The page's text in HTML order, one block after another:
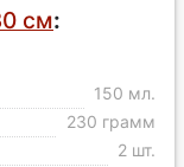
см:
150 мл.
230 грамм
2 шт.